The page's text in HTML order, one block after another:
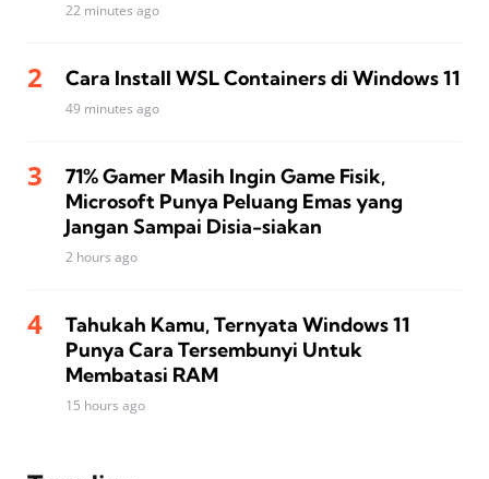
22 minutes ago
Cara Install WSL Containers di Windows 11
49 minutes ago
71% Gamer Masih Ingin Game Fisik,
Microsoft Punya Peluang Emas yang
Jangan Sampai Disia-siakan
2 hours ago
Tahukah Kamu, Ternyata Windows 11
Punya Cara Tersembunyi Untuk
Membatasi RAM
15 hours ago